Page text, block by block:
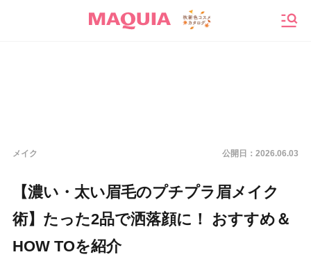
メイク 公開日： 2026.06.03
【濃い・太い眉毛のプチプラ眉メイク
術】たった2品で洒落顔に！ おすすめ＆
HOW TOを紹介